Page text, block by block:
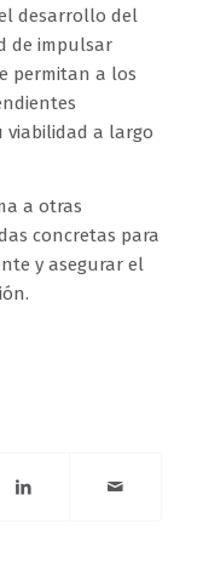
desarrollo del
de impulsar
permitan a los
viabilidad a largo
a otras
concretas para
y asegurar el